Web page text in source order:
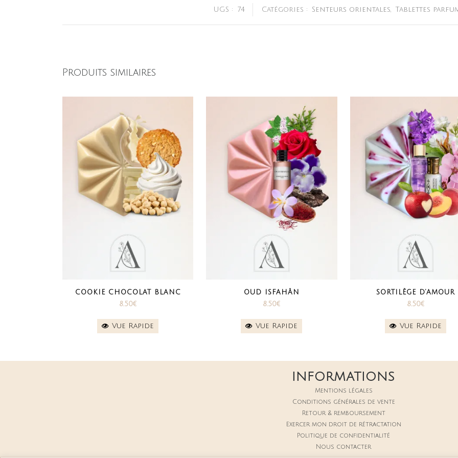
UGS : 74 Catégories : Senteurs orientales Tablettes
Produits similaires
COOKIE CHOCOLAT BLANC
8.50€
Vue Rapide
OUD ISFAHÂN
8.50€
Vue Rapide
SORTILÈGE D’AMOUR
8.50€
Vue Rapide
INFORMATIONS
Mentions légales
Conditions générales de vente
Retour & remboursement
Exercer mon droit de rétractation
Politique de confidentialité
Nous contacter